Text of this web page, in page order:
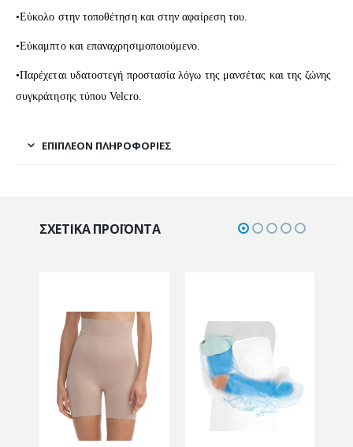
•Εύκολο στην τοποθέτηση και στην αφαίρεση του.
•Εύκαμπτο και επαναχρησιμοποιούμενο.
•Παρέχεται υδατοστεγή προστασία λόγω της μανσέτας και της ζώνης
συγκράτησης τύπου Velcro.
ΕΠΙΠΛΈΟΝ ΠΛΗΡΟΦΟΡΊΕΣ
ΣΧΕΤΙΚΆ ΠΡΟΪΌΝΤΑ